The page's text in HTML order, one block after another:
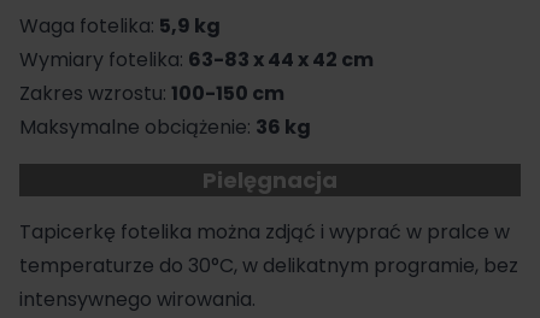
Waga fotelika: 5,9 kg
Wymiary fotelika: 63-83 x 44 x 42 cm
Zakres wzrostu: 100-150 cm
Maksymalne obciążenie: 36 kg
Pielęgnacja
Tapicerkę fotelika można zdjąć i wyprać w pralce w
temperaturze do 30°C, w delikatnym programie, bez
intensywnego wirowania.